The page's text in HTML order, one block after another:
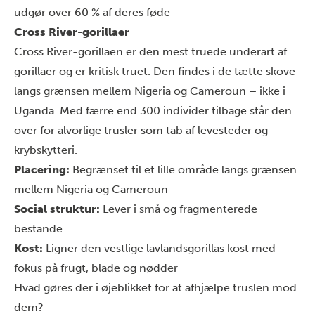
udgør over 60 % af deres føde
Cross River-gorillaer
Cross River-gorillaen er den mest truede underart af
gorillaer og er kritisk truet. Den findes i de tætte skove
langs grænsen mellem Nigeria og Cameroun – ikke i
Uganda. Med færre end 300 individer tilbage står den
over for alvorlige trusler som tab af levesteder og
krybskytteri.
Placering: Begrænset til et lille område langs grænsen
mellem Nigeria og Cameroun
Social struktur: Lever i små og fragmenterede
bestande
Kost: Ligner den vestlige lavlandsgorillas kost med
fokus på frugt, blade og nødder
Hvad gøres der i øjeblikket for at afhjælpe truslen mod
dem?